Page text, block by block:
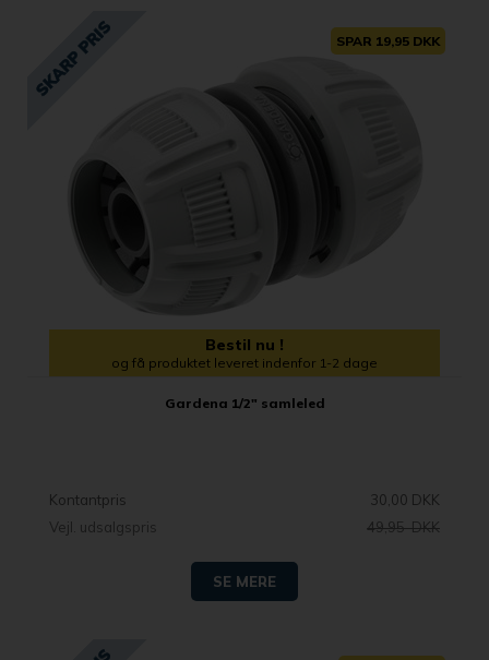
SPAR 19,95 DKK
Bestil nu !
og få produktet leveret indenfor 1-2 dage
Gardena 1/2" samleled
Kontantpris
30,00 DKK
Vejl. udsalgspris
49,95 DKK
SE MERE